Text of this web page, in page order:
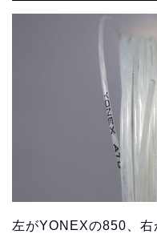
左がYONEXの850、右